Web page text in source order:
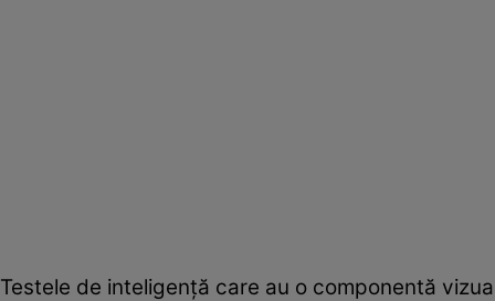
Testele de inteligență care au o componentă